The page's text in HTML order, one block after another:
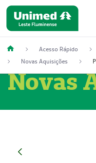
Acesso Rápido
Novas Aquisições
Novas